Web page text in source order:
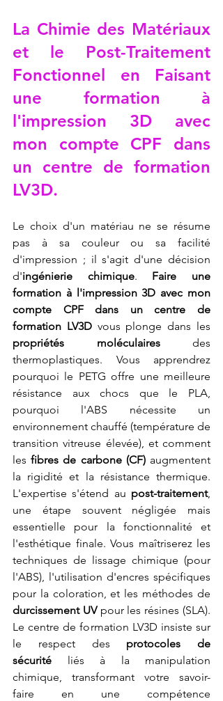
La Chimie des Matériaux
et le Post-Traitement
Fonctionnel en Faisant
une formation à
l'impression 3D avec
mon compte CPF dans
un centre de formation
LV3D.
Le choix d'un matériau ne se résume
pas à sa couleur ou sa facilité
d'impression ; il s'agit d'une décision
d'ingénierie chimique. Faire une
formation à l'impression 3D avec mon
compte CPF dans un centre de
formation LV3D
propriétés moléculaires des
thermoplastiques. Vous apprendrez
pourquoi le PETG offre une meilleure
résistance aux chocs que le PLA,
pourquoi l'ABS nécessite un
environnement chauffé (température de
transition vitreuse élevée), et comment
les fibres de carbone (CF) augmentent
la rigidité et la résistance thermique.
L'expertise s'étend au post-traitement,
une étape souvent négligée mais
essentielle pour la fonctionnalité et
l'esthétique finale. Vous maîtriserez les
techniques de lissage chimique (pour
l'ABS), l'utilisation d'encres spécifiques
durcissement UV pour les résines (SLA).
Le centre de formation LV3D insiste sur
le respect des protocoles de
sécurité liés à la manipulation
chimique, transformant votre savoir-
faire en une compétence